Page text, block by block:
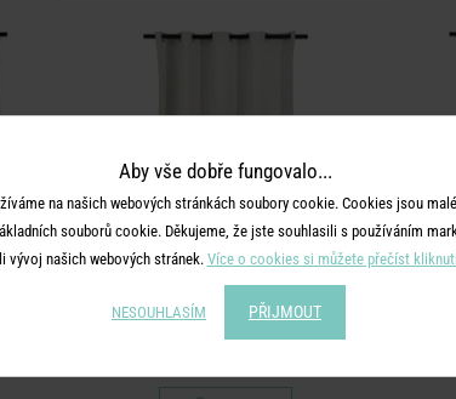
WET WET WET
Aby vše dobře fungovalo...
na našich webových stránkách soubory cookie. Cookies jsou
souborů cookie. Děkujeme, že jste souhlasili s používáním
vývoj našich webových stránek. Více o cookies si můžete přečíst
NESOUHLASÍM PŘIJMOUT